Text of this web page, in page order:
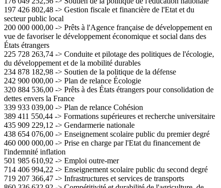
197 426 802,48 -> Gestion fiscale et financière de l'Etat et du
secteur public local
200 000 000,00 -> Prêts à l'Agence française de développement en
vue de favoriser le développement économique et social dans des
États étrangers
225 728 263,74 -> Conduite et pilotage des politiques de l'écologie,
du développement et de la mobilité durables
234 878 182,98 -> Soutien de la politique de la défense
242 900 000,00 -> Plan de relance Écologie
320 884 536,00 -> Prêts à des États étrangers pour consolidation de
dettes envers la France
339 933 039,00 -> Plan de relance Cohésion
389 411 550,44 -> Formations supérieures et recherche universitaire
435 909 229,12 -> Gendarmerie nationale
438 654 076,00 -> Enseignement scolaire public du premier degré
460 000 000,00 -> Prise en charge par l'Etat du financement de
l'indemnité inflation
501 985 610,92 -> Emploi outre-mer
714 406 994,22 -> Enseignement scolaire public du second degré
719 207 366,47 -> Infrastructures et services de transports